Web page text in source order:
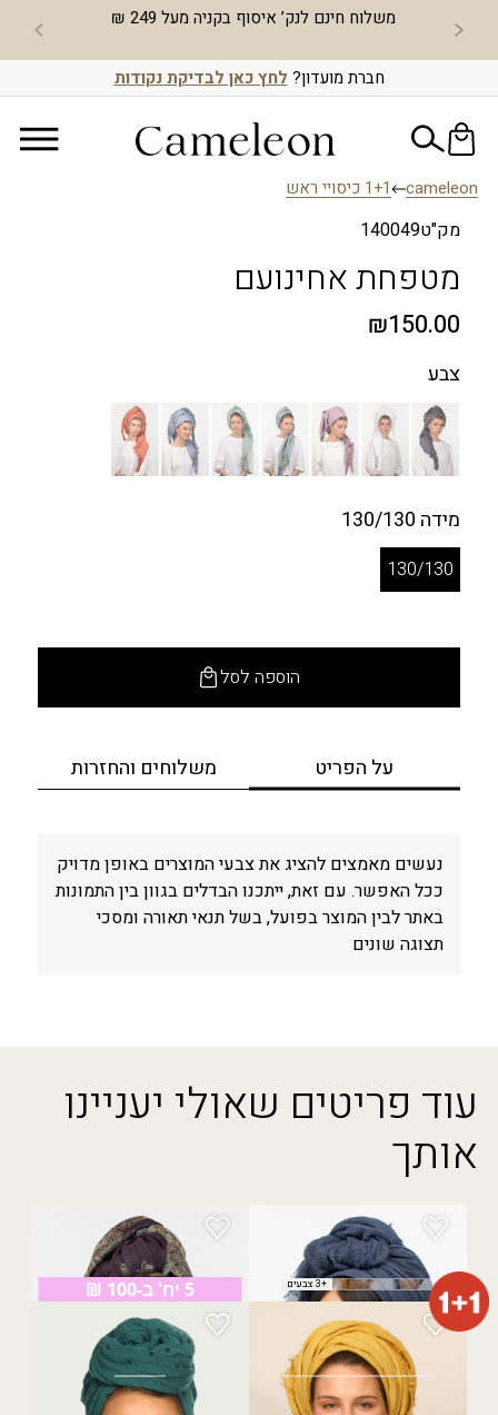
חינם לנק’ איסוף בקניה מעל 249 ₪ חדש באתר – צוברות
חברת מועדון? לחץ כאן לבדיקת נקודות
cameleon 1+1 כיסויי ראש
מק"ט140049
מטפחת אחינועם
₪150.00
צבע
מידה
130/130
הוספה לסל
על הפריט משלוחים והחזרות
נעשים מאמצים להציג את צבעי המוצרים באופן מדויק
ככל האפשר. עם זאת, ייתכנו הבדלים בגוון בין התמונות
באתר לבין המוצר בפועל, בשל תנאי תאורה ומסכי
תצוגה שונים
עוד פריטים שאולי יעניינו
אותך
צעיף אביב
₪20.00
+3 צבעים
פשמינה נווה
₪40.00
+1 צבעים
מטפחת סלי מרובעת
₪60.00
5 יח' ב-100 ₪
צעיף נטופה
₪30.00